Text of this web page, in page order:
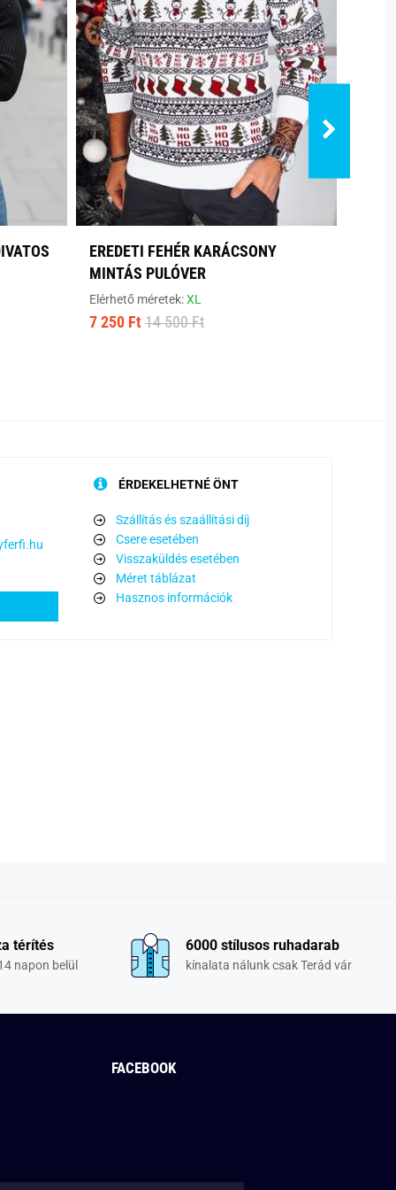
EREDETI FEHÉR KARÁCSONY
MINTÁS PULÓVER
Elérhető méretek:XL
7 250 Ft 14 500 Ft
ÉRDEKELHETNÉ ÖNT
Szállítás és szaállítási díj
Csere esetében
Visszaküldés esetében
Méret táblázat
Hasznos információk
térítés
napon belül
6000 stílusos ruhadarab
kínalata nálunk csak Terád vár
FACEBOOK